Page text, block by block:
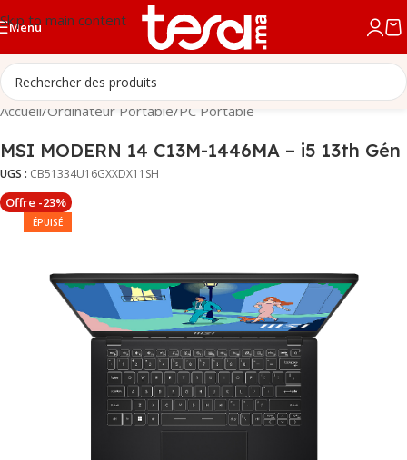
Skip to main content
Menu
Accueil/Ordinateur Portable/PC Portable
MSI MODERN 14 C13M-1446MA – i5 13th Gén
UGS : CB51334U16GXXDX11SH
Offre -23%
ÉPUISÉ